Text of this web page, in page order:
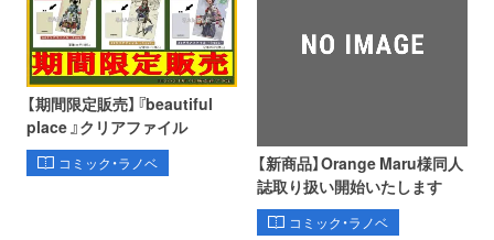
【期間限定販売】『beautiful
place 』クリアファイル
コミック・ラノベ
【新商品】Orange Maru様同人
誌取り扱い開始いたします
コミック・ラノベ